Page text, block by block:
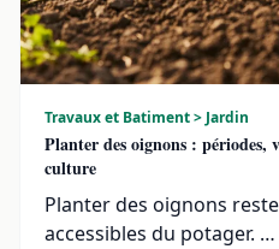
Travaux et Batiment > Jardin
Planter des oignons : périodes,
culture
Planter des oignons
accessibles du potager. …